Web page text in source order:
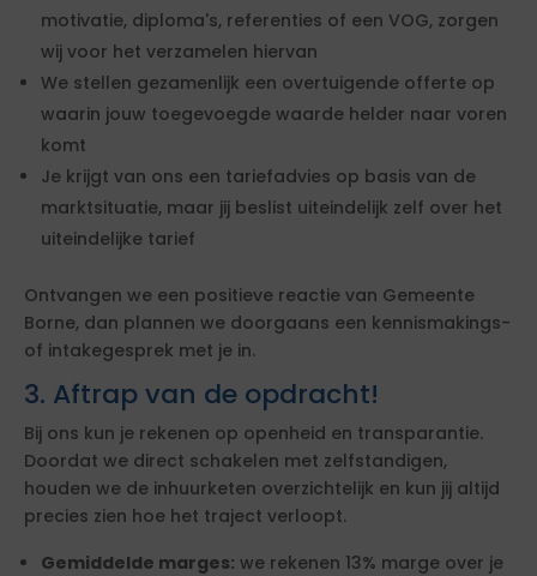
motivatie, diploma's, referenties of een VOG, zorgen
wij voor het verzamelen hiervan
We stellen gezamenlijk een overtuigende offerte op
waarin jouw toegevoegde waarde helder naar voren
komt
Je krijgt van ons een tariefadvies op basis van de
marktsituatie, maar jij beslist uiteindelijk zelf over het
uiteindelijke tarief
Ontvangen we een positieve reactie van Gemeente
Borne, dan plannen we doorgaans een kennismakings-
of intakegesprek met je in.
3. Aftrap van de opdracht!
Bij ons kun je rekenen op openheid en transparantie.
Doordat we direct schakelen met zelfstandigen,
houden we de inhuurketen overzichtelijk en kun jij altijd
precies zien hoe het traject verloopt.
Gemiddelde marges: we rekenen 13% marge over je